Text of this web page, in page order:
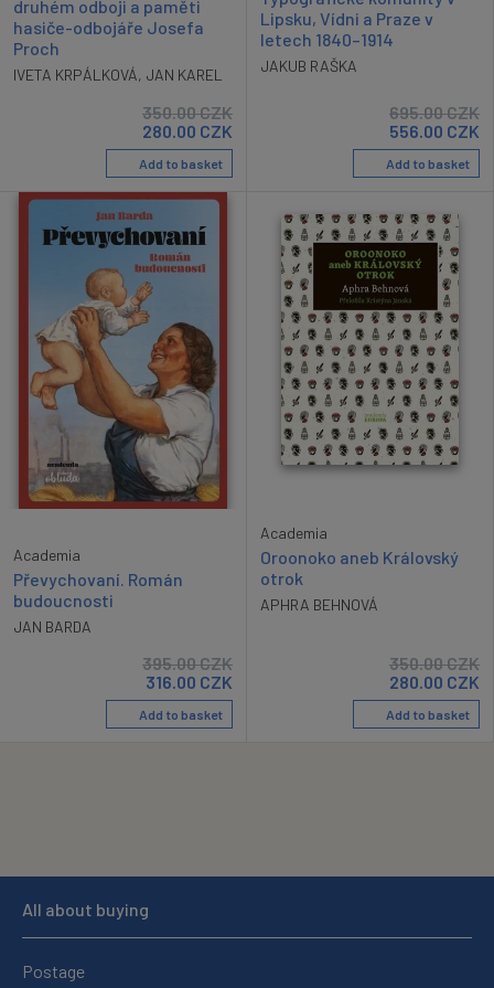
druhém odboji a paměti
hasiče-odbojáře Josefa
Proch
IVETA KRPÁLKOVÁ, JAN KAREL
350.00CZK
280.00 CZK
Add to basket
Lipsku, Vídni a Praze v
letech 1840–1914
JAKUB RAŠKA
695.00CZK
556.00 CZK
Add to basket
Academia
Převychovaní. Román
budoucnosti
JAN BARDA
395.00CZK
316.00 CZK
Add to basket
Academia
Oroonoko aneb Královský
otrok
APHRA BEHNOVÁ
350.00CZK
280.00 CZK
Add to basket
All about buying
Postage